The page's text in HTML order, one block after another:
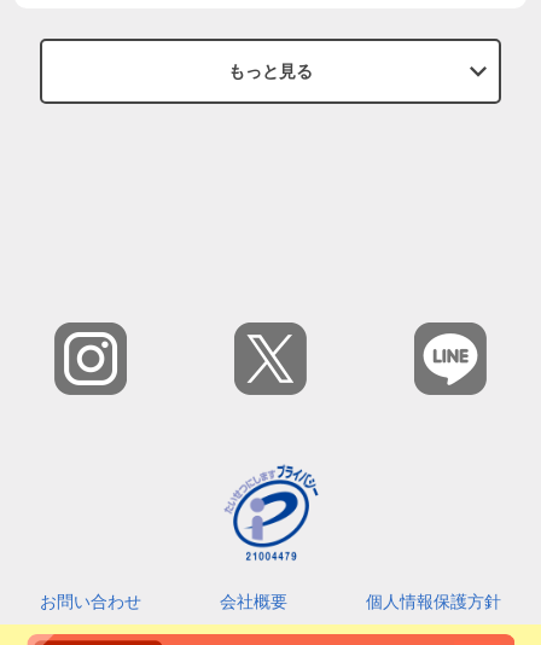
もっと見る
お問い合わせ 会社概要
個人情報保護方針
カスタマーハラスメントに対する基本指針
利用規約